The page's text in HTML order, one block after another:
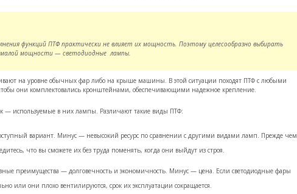
функций ПТФ практически не влияет их мощность. Поэтому целесообразно выбирать
мощности — светодиодные лампы.
на уровне обычных фар либо на крыше машины. В этой ситуации походят ПТФ с любыми
они комплектовались кронштейнами, обеспечивающими надежное крепление.
— используемые в них лампы. Различают такие виды ПТФ:
вариант. Минус — невысокий ресурс по сравнении с другими видами ламп. Прежде чем
что вы сможете их без труда поменять, когда они выйдут из строя.
преимущества — долговечность и экономичность. Минус — цена. Если светодиодные фары
или они плохо вентилируются, срок их эксплуатации сокращается.